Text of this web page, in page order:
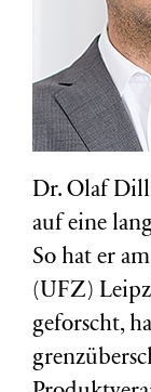
Dr. Olaf
auf eine
So hat er
(UFZ)
geforscht,